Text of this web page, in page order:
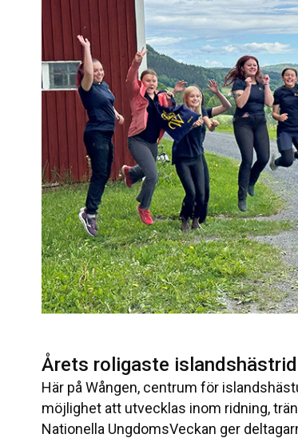
Årets roligaste
Här på Wången, centrum för
möjlighet att utvecklas inom ridning,
Nationella UngdomsVeckan ger